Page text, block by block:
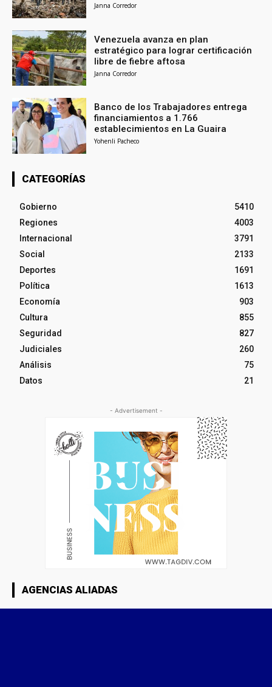
Janna Corredor
Venezuela avanza en plan
estratégico para lograr certificación
libre de fiebre aftosa
Janna Corredor
Banco de los Trabajadores entrega
financiamientos a 1.766
establecimientos en La Guaira
Yohenli Pacheco
CATEGORÍAS
Gobierno
5410
Regiones
4003
Internacional
3791
Social
2133
Deportes
1691
Política
1613
Economía
903
Cultura
855
Seguridad
827
Judiciales
260
Análisis
75
Datos
21
- Advertisement -
AGENCIAS ALIADAS